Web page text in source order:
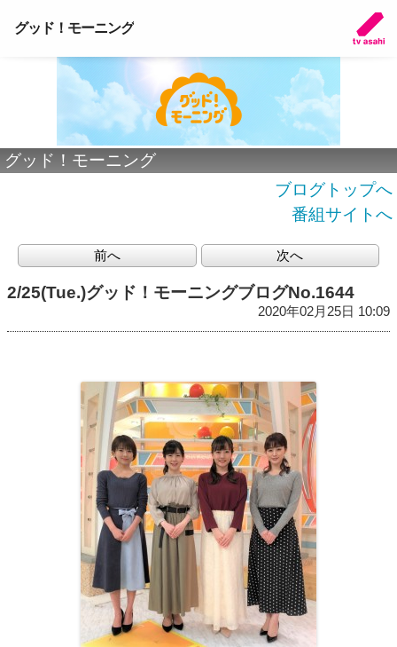
グッド！モーニング
グッド！モーニング
ブログトップへ
番組サイトへ
前へ 次へ
2/25(Tue.)グッド！モーニングブログNo.1644
2020年02月25日 10:09